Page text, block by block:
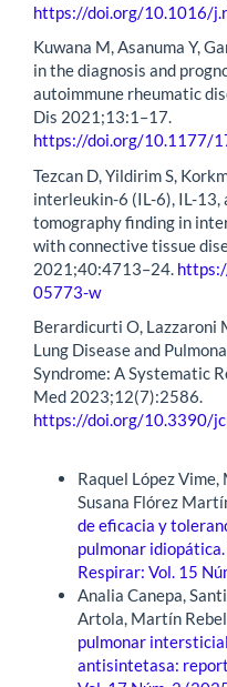
https://doi.org/10.1016/
Kuwana M, Asanuma Y,
in the diagnosis and
autoimmune rheumatic
Dis 2021;13:1–17.
https://doi.org/10.1177/
Tezcan D, Yildirim S,
interleukin-6 (IL-6), IL-13,
tomography finding in
with connective tissue
2021;40:4713–24.
05773-w
Berardicurti O,
Lung Disease and
Syndrome: A Systematic
Med 2023;12(7):2586.
https://doi.org/10.3390/
Raquel López Vime,
Susana Flórez
de eficacia y
pulmonar
Respirar: Vol. 15
Analia Canepa,
Artola, Martín
pulmonar
antisintetasa: